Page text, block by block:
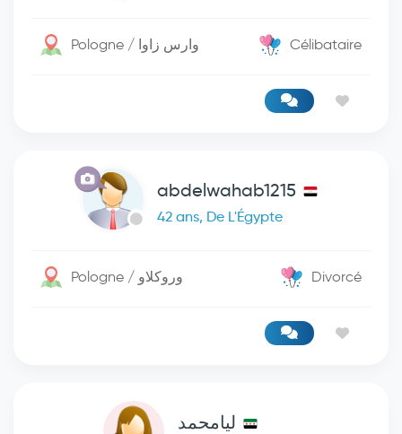
Pologne / وارس زاوا Célibataire
abdelwahab1215
42 ans, De L'Égypte
Pologne / وروكلاو Divorcé
ليامحمد